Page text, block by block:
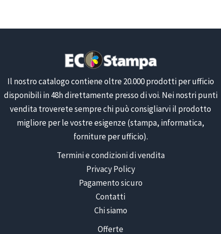
Il nostro catalogo contiene oltre 20.000 prodotti per ufficio
disponibili in 48h direttamente presso di voi. Nei nostri punti
vendita troverete sempre chi può consigliarvi il prodotto
migliore per le vostre esigenze (stampa, informatica,
forniture per ufficio).
Termini e condizioni di vendita
Privacy Policy
Pagamento sicuro
Contatti
Chi siamo
Offerte